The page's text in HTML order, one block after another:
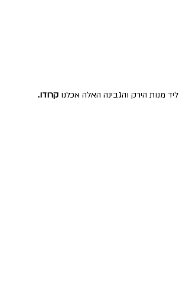
ליד מנות הירק והגבינה האלה אכלנו קרודו.